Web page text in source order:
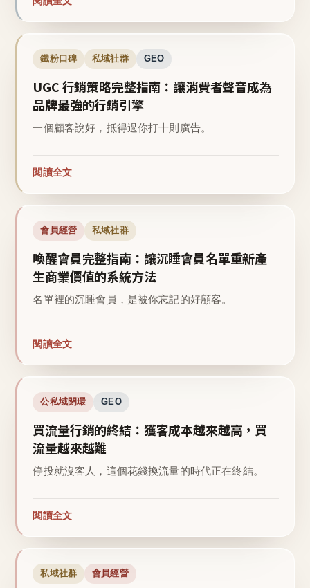
鐵粉口碑 私域社群 GEO
UGC 行銷策略完整指南：讓消費者聲音成為
品牌最強的行銷引擎
一個顧客說好，抵得過你打十則廣告。
閱讀全文
會員經營 私域社群
喚醒會員完整指南：讓沉睡會員名單重新產
生商業價值的系統方法
名單裡的沉睡會員，是被你忘記的好顧客。
閱讀全文
公私域閉環 GEO
買流量行銷的終結：獲客成本越來越高，買
流量越來越難
停投就沒客人，這個花錢換流量的時代正在終結。
閱讀全文
私域社群 會員經營